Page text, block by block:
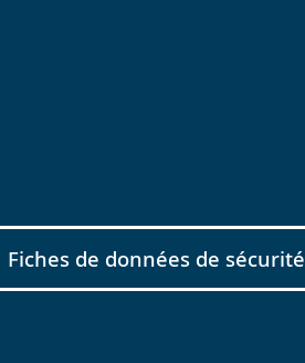
Fiches de données de sécurité